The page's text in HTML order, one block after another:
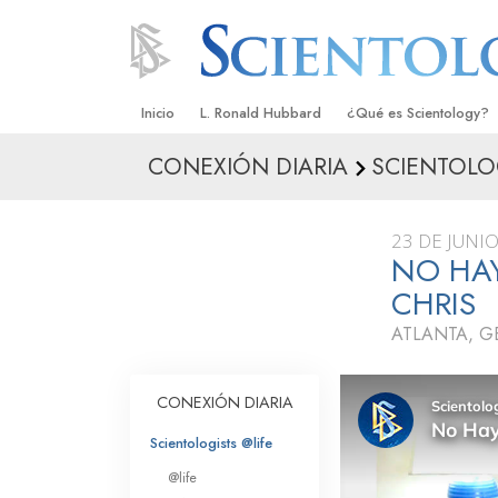
Inicio L. Ronald Hubbard ¿Qué es Scientology?
Creencias y Prácticas
Qué dicen los
Scientology
Conoce a un
Los Principios Básicos
Una Introducción a
CONEXIÓN DIARIA
23 DE
NO
CHRIS
ATLANTA,
CONEXIÓN DIARIA
Scientologists @life
@life